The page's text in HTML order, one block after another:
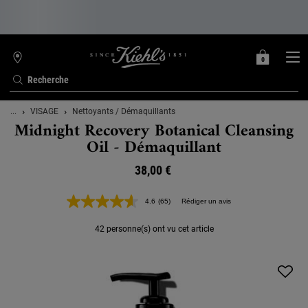
Recherche
TROUVER
UNE
BOUTIQUE
MON
0
0 PRODUIT
Contenu principal
... VISAGE Nettoyants / Démaquillants
Midnight Recovery Botanical Cleansing
Oil - Démaquillant
38,00 €
4.6 Lire
avis.
même
page.
(65) Rédiger un avis
42 personne(s) ont vu cet article